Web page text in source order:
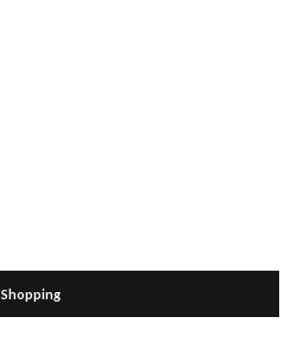
Shopping